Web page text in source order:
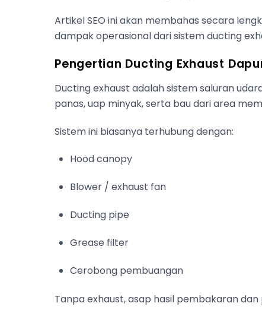
Artikel SEO ini akan membahas secara
dampak operasional dari sistem ducting
Pengertian Ducting Exhaust
Ducting exhaust adalah sistem saluran
panas, uap minyak, serta bau dari area
Sistem ini biasanya terhubung dengan:
Hood canopy
Blower / exhaust fan
Ducting pipe
Grease filter
Cerobong pembuangan
Tanpa exhaust, asap hasil pembakaran